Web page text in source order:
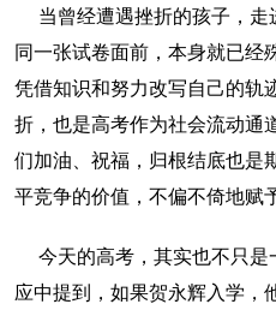
当曾经遭遇挫折的孩子，
同一张试卷面前，本身就已经
凭借知识和努力改写自己的轨
折，也是高考作为社会流动通
们加油、祝福，归根结底也是
平竞争的价值，不偏不倚地赋
今天的高考，其实也不只是
应中提到，如果贺永辉入学，